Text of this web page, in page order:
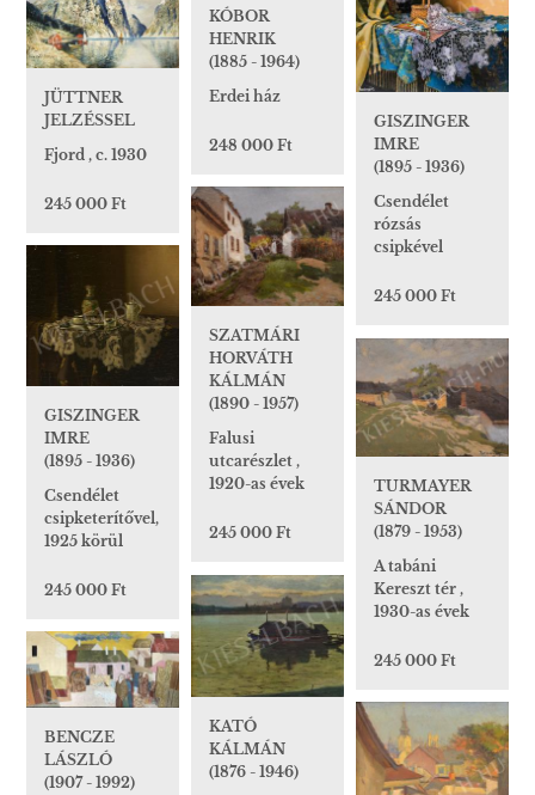
KÓBOR
HENRIK
(1885 - 1964)
Erdei ház
248 000 Ft
JÜTTNER
JELZÉSSEL
Fjord , c. 1930
245 000 Ft
GISZINGER
IMRE
(1895 - 1936)
Csendélet
rózsás
csipkével
245 000 Ft
SZATMÁRI
HORVÁTH
KÁLMÁN
(1890 - 1957)
Falusi
utcarészlet ,
1920-as évek
245 000 Ft
GISZINGER
IMRE
(1895 - 1936)
Csendélet
csipketerítővel,
1925 körül
245 000 Ft
TURMAYER
SÁNDOR
(1879 - 1953)
A tabáni
Kereszt tér ,
1930-as évek
245 000 Ft
KATÓ
KÁLMÁN
(1876 - 1946)
BENCZE
LÁSZLÓ
(1907 - 1992)